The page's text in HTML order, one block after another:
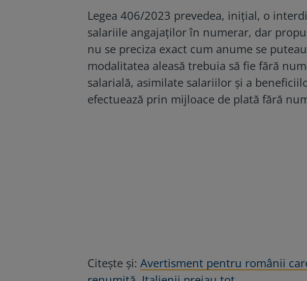
Legea 406/2023 prevedea, inițial, o
salariile angajaților în numerar, dar
nu se preciza exact cum anume se
modalitatea aleasă trebuia să fie fără
salarială, asimilate salariilor și a
efectuează prin mijloace de plată fără
Citește și: Avertisment pentru românii